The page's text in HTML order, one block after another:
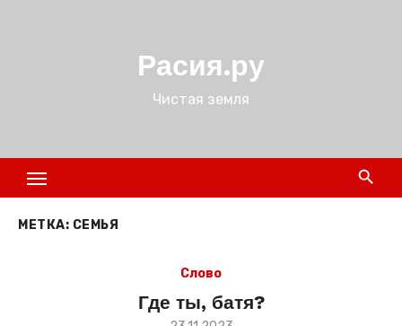
Расия.ру
Чистая земля
МЕТКА: СЕМЬЯ
Слово
Где ты, батя?